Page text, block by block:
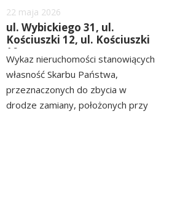
Dodano
22 maja 2026
ul. Wybickiego 31, ul.
Kościuszki 12, ul. Kościuszki
10
Wykaz nieruchomości stanowiących
własność Skarbu Państwa,
przeznaczonych do zbycia w
drodze zamiany, położonych przy